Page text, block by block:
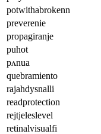
potwithabrokenn
preverenie
propagiranje
puhot
pʌnua
quebramiento
rajahdysnalli
readprotection
rejtjeleslevel
retinalvisualfi